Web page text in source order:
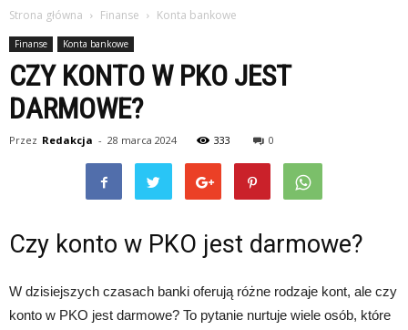
Strona główna Finanse Konta bankowe
Finanse Konta bankowe
CZY KONTO W PKO JEST
DARMOWE?
Przez Redakcja - 28 marca 2024 333 0
Czy konto w PKO jest darmowe?
W dzisiejszych czasach banki oferują różne rodzaje kont, ale czy
konto w PKO jest darmowe? To pytanie nurtuje wiele osób, które